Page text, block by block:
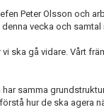
Peter Olsson och
vecka och
ska gå vidare. Vårt
samma
hur de ska agera